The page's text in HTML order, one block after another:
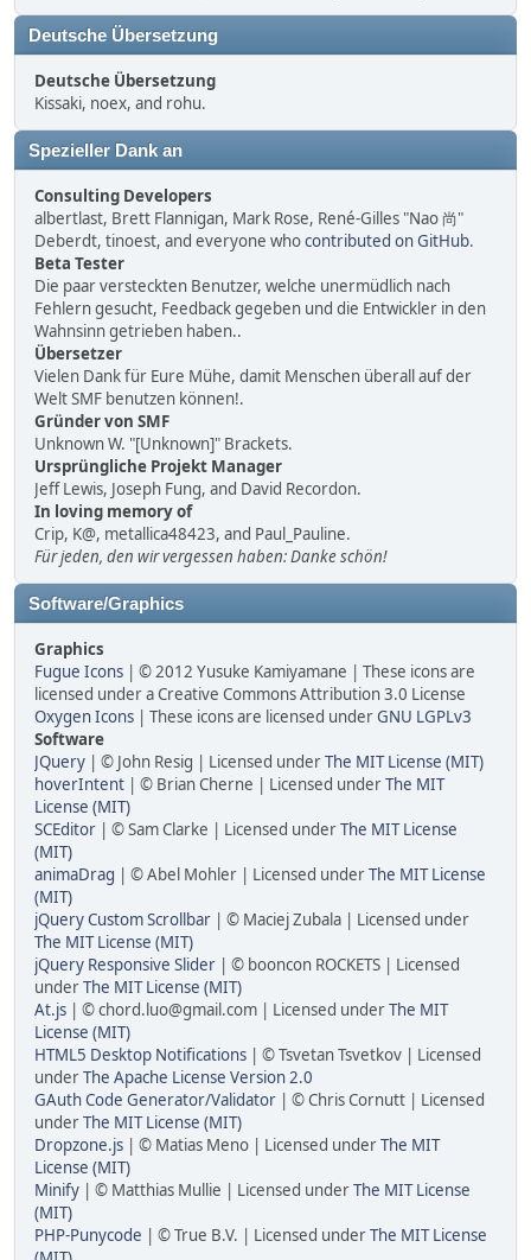
Deutsche Übersetzung
Deutsche Übersetzung
Kissaki, noex, and rohu.
Spezieller Dank an
Consulting Developers
albertlast, Brett Flannigan, Mark Rose, René-Gilles "Nao 尚"
Deberdt, tinoest, and everyone whocontributed on GitHub.
Beta Tester
Die paar versteckten Benutzer, welche unermüdlich nach
Fehlern gesucht, Feedback gegeben und die Entwickler in den
Wahnsinn getrieben haben..
Übersetzer
Vielen Dank für Eure Mühe, damit Menschen überall auf der
Welt SMF benutzen können!.
Gründer von SMF
Unknown W. "[Unknown]" Brackets.
Ursprüngliche Projekt Manager
Jeff Lewis, Joseph Fung, and David Recordon.
In loving memory of
Crip, K@, metallica48423, and Paul_Pauline.
Für jeden, den wir vergessen haben: Danke schön!
Software/Graphics
Graphics
Fugue Icons | © 2012 Yusuke Kamiyamane | These icons are
licensed under a Creative Commons Attribution 3.0 License
Oxygen Icons | These icons are licensed underGNU LGPLv3
Software
JQuery | © John Resig | Licensed underThe MIT License (MIT)
hoverIntent | © Brian Cherne | Licensed underThe MIT
License (MIT)
SCEditor | © Sam Clarke | Licensed underThe MIT License
(MIT)
animaDrag | © Abel Mohler | Licensed underThe MIT License
(MIT)
jQuery Custom Scrollbar | © Maciej Zubala | Licensed under
The MIT License (MIT)
jQuery Responsive Slider | © booncon ROCKETS | Licensed
underThe MIT License (MIT)
At.js | © chord.luo@gmail.com | Licensed underThe MIT
License (MIT)
HTML5 Desktop Notifications | © Tsvetan Tsvetkov | Licensed
underThe Apache License Version 2.0
GAuth Code Generator/Validator | © Chris Cornutt | Licensed
underThe MIT License (MIT)
Dropzone.js | © Matias Meno | Licensed underThe MIT
License (MIT)
Minify | © Matthias Mullie | Licensed underThe MIT License
(MIT)
PHP-Punycode | © True B.V. | Licensed underThe MIT License